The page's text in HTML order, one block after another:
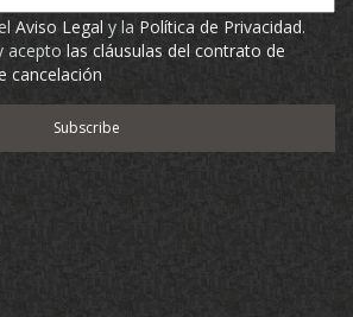
Aviso Legal y la Política de Privacidad.
acepto las cláusulas del contrato de
cancelación